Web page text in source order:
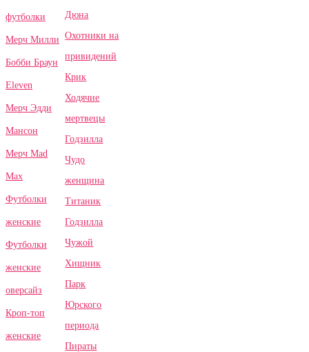
футболки
Мерч Милли
Бобби Браун
Eleven
Мерч Эдди
Мансон
Мерч Mad
Max
Футболки
женские
Футболки
женские
оверсайз
Кроп-топ
женские
Дюна
Охотники на
привидений
Крик
Ходячие
мертвецы
Годзилла
Чудо
женщина
Титаник
Годзилла
Чужой
Хищник
Парк
Юрского
периода
Пираты